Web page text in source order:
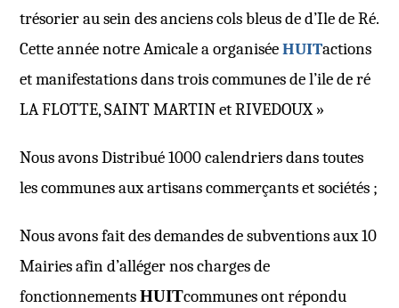
trésorier au sein des anciens cols bleus de d’Ile de Ré.
Cette année notre Amicale a organiséeHUITactions
et manifestations dans trois communes de l’ile de ré
LA FLOTTE, SAINT MARTINetRIVEDOUX »
Nous avons Distribué 1000 calendriers dans toutes
les communes aux artisans commerçants et sociétés ;
Nous avons fait des demandes de subventions aux 10
Mairies afin d’alléger nos charges de
fonctionnementsHUITcommunes ont répondu